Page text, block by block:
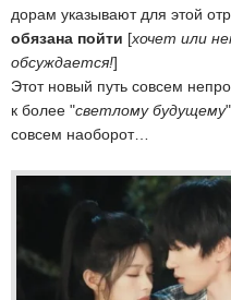
дорам указывают для этой
обязана пойти [хочет или
обсуждается!]
Этот новый путь совсем
к более "светлому будущему
совсем наоборот…